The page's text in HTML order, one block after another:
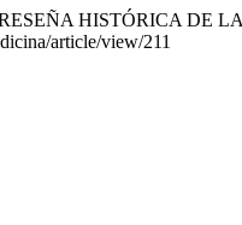
RESEÑA HISTÓRICA DE
article/view/211